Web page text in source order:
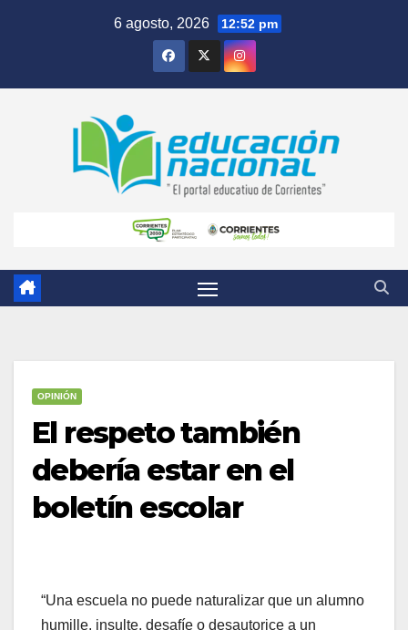
6 agosto, 2026 12:52 pm
OPINIÓN
El respeto también
debería estar en el
boletín escolar
“Una escuela no puede naturalizar que un alumno
humille, insulte, desafíe o desautorice a un